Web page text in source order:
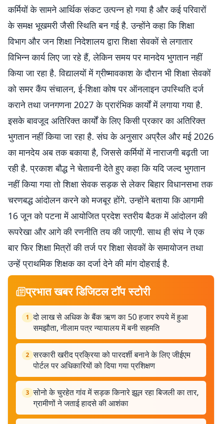
कर्मियों के सामने आर्थिक संकट उत्पन्न हो गया है और कई परिवारों
के समक्ष भूखमरी जैसी स्थिति बन गई है. उन्होंने कहा कि शिक्षा
विभाग और जन शिक्षा निदेशालय द्वारा शिक्षा सेवकों से लगातार
विभिन्न कार्य लिए जा रहे हैं, लेकिन समय पर मानदेय भुगतान नहीं
किया जा रहा है. विद्यालयों में ग्रीष्मावकाश के दौरान भी शिक्षा सेवकों
को समर कैंप संचालन, ई-शिक्षा कोष पर ऑनलाइन उपस्थिति दर्ज
कराने तथा जनगणना 2027 के प्रारंभिक कार्यों में लगाया गया है.
इसके बावजूद अतिरिक्त कार्यों के लिए किसी प्रकार का अतिरिक्त
भुगतान नहीं किया जा रहा है. संघ के अनुसार अप्रैल और मई 2026
का मानदेय अब तक बकाया है, जिससे कर्मियों में नाराजगी बढ़ती जा
रही है. प्रकाश बौद्ध ने चेतावनी देते हुए कहा कि यदि जल्द भुगतान
नहीं किया गया तो शिक्षा सेवक सड़क से लेकर बिहार विधानसभा तक
चरणबद्ध आंदोलन करने को मजबूर होंगे. उन्होंने बताया कि आगामी
16 जून को पटना में आयोजित प्रदेश स्तरीय बैठक में आंदोलन की
रूपरेखा और आगे की रणनीति तय की जाएगी. साथ ही संघ ने एक
बार फिर शिक्षा मित्रों की तर्ज पर शिक्षा सेवकों के समायोजन तथा
उन्हें प्राथमिक शिक्षक का दर्जा देने की मांग दोहराई है.
प्रभात खबर डिजिटल टॉप स्टोरी
1 दो लाख से अधिक के बैंक ऋण का 50 हजार रुपये में हुआ
समझौता, नीलाम पत्र न्यायालय में बनी सहमति
2 सरकारी खरीद प्रक्रिया को पारदर्शी बनाने के लिए जीईएम
पोर्टल पर अधिकारियों को दिया गया प्रशिक्षण
3 सोनो के चुरहेत गांव में सड़क किनारे झूल रहा बिजली का तार,
ग्रामीणों ने जताई हादसे की आशंका